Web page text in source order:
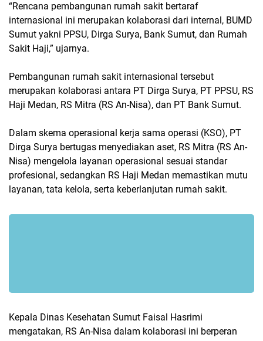
“Rencana pembangunan rumah sakit bertaraf
internasional ini merupakan kolaborasi dari internal, BUMD
Sumut yakni PPSU, Dirga Surya, Bank Sumut, dan Rumah
Sakit Haji,” ujarnya.
Pembangunan rumah sakit internasional tersebut
merupakan kolaborasi antara PT Dirga Surya, PT PPSU, RS
Haji Medan, RS Mitra (RS An-Nisa), dan PT Bank Sumut.
Dalam skema operasional kerja sama operasi (KSO), PT
Dirga Surya bertugas menyediakan aset, RS Mitra (RS An-
Nisa) mengelola layanan operasional sesuai standar
profesional, sedangkan RS Haji Medan memastikan mutu
layanan, tata kelola, serta keberlanjutan rumah sakit.
Kepala Dinas Kesehatan Sumut Faisal Hasrimi
mengatakan, RS An-Nisa dalam kolaborasi ini berperan